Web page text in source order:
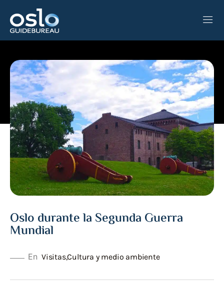
DE ES EN NO
Oslo durante la Segunda Guerra
Mundial
En Visitas,Cultura y medio ambiente